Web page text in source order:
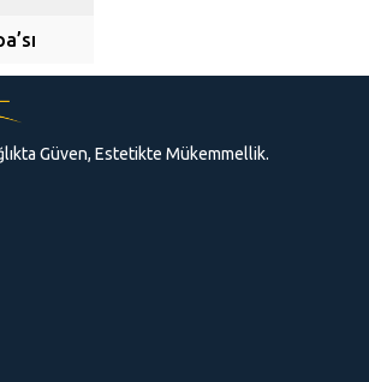
Güven, Estetikte Mükemmellik.